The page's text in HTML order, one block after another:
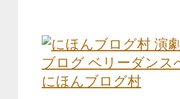
にほんブログ村